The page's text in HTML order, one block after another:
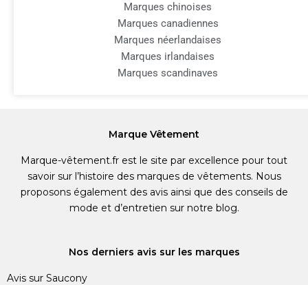
Marques chinoises
Marques canadiennes
Marques néerlandaises
Marques irlandaises
Marques scandinaves
Marque Vêtement
Marque-vêtement.fr est le site par excellence pour tout
savoir sur l’histoire des marques de vêtements. Nous
proposons également des avis ainsi que des conseils de
mode et d’entretien sur notre blog.
Nos derniers avis sur les marques
Avis sur Saucony